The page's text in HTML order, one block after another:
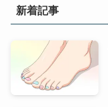
新着記事